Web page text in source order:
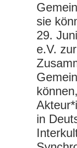
sie
29.
e.V.
in